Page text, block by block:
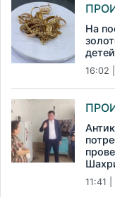
На
детей
16:02
11:41